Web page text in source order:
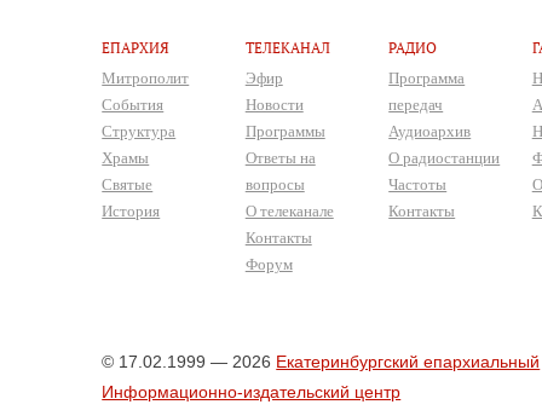
ЕПАРХИЯ
Митрополит
События
Структура
Храмы
Святые
История
ТЕЛЕКАНАЛ
Эфир
Новости
Программы
Ответы на
вопросы
О телеканале
Контакты
Форум
РАДИО
Программа
передач
Аудиоархив
О радиостанции
Частоты
Контакты
© 17.02.1999 — 2026 Екатеринбургский епархиальный
Информационно-издательский центр